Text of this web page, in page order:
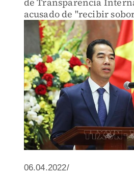
acusado de "recibir
arrestado el jueves junto
funcionarios de forma
06.04.2022/